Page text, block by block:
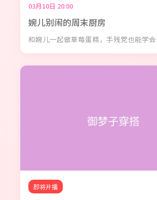
03月10日 20:00
婉儿别闹的周末厨房
和婉儿一起做草莓蛋糕，手残党也能学
即将开播